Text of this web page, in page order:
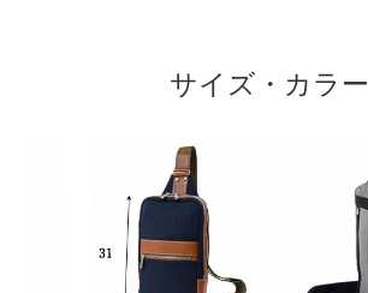
サイズ・カラー